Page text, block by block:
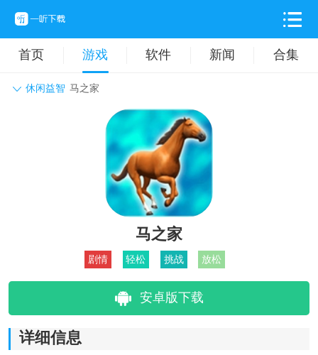
首页 游戏 软件 新闻 合集
休闲益智 马之家
动作格斗 休闲益智
卡牌对战 音乐舞蹈
挂机养成
马之家
剧情 轻松 挑战 放松
安卓版下载
详细信息